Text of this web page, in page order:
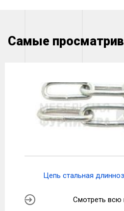
Самые
Цепь стальная
Смотреть всю